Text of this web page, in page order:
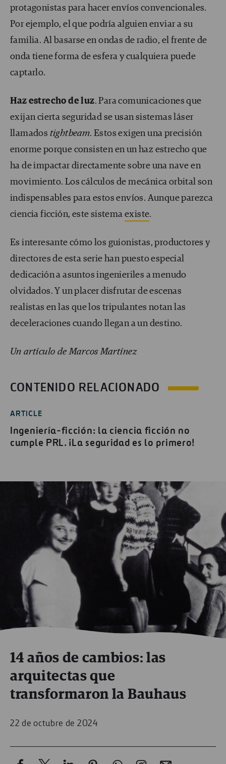
protagonistas para hacer envíos convencionales.
Por ejemplo, el que podría alguien enviar a su
familia. Al basarse en ondas de radio, el frente de
onda tiene forma de esfera y cualquiera puede
captarlo.
Haz estrecho de luz. Para comunicaciones que
exijan cierta seguridad se usan sistemas láser
llamados tightbeam. Estos exigen una precisión
enorme porque consisten en un haz estrecho que
ha de impactar directamente sobre una nave en
movimiento. Los cálculos de mecánica orbital son
indispensables para estos envíos. Aunque parezca
ciencia ficción, este sistema existe.
Es interesante cómo los guionistas, productores y
directores de esta serie han puesto especial
dedicación a asuntos ingenieriles a menudo
olvidados. Y un placer disfrutar de escenas
realistas en las que los tripulantes notan las
deceleraciones cuando llegan a un destino.
Un artículo de Marcos Martínez
CONTENIDO RELACIONADO
ARTICLE
Ingeniería-ficción: la ciencia ficción no
cumple PRL. ¡La seguridad es lo primero!
14 años de cambios: las
arquitectas que
transformaron la Bauhaus
22 de octubre de 2024